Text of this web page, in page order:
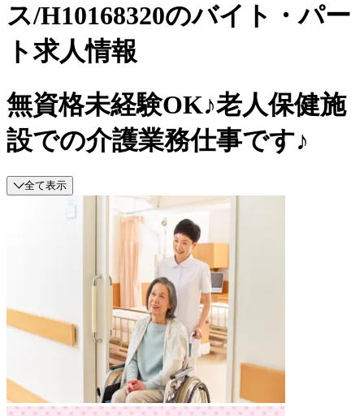
ス/H10168320のバイト・パー
ト求人情報
無資格未経験OK♪老人保健施
設での介護業務仕事です♪
全て表示